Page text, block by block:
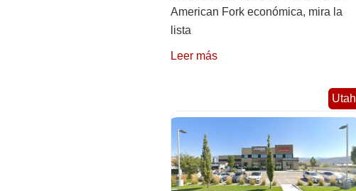
American Fork económica, mira la
lista
Leer más
Utah